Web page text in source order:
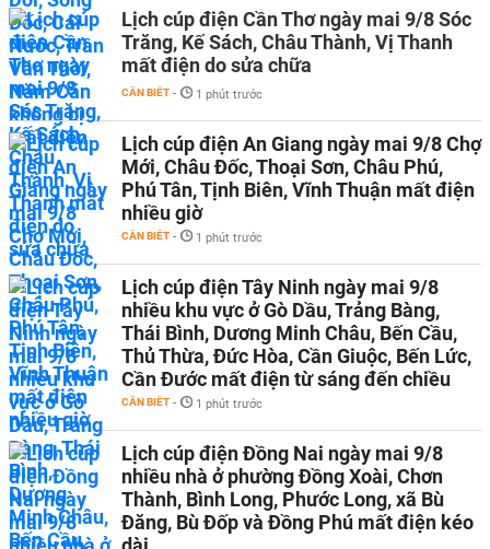
Lịch cúp điện Cần Thơ ngày mai 9/8 Sóc
Trăng, Kế Sách, Châu Thành, Vị Thanh
mất điện do sửa chữa
CẦN BIẾT - 1 phút trước
Lịch cúp điện An Giang ngày mai 9/8 Chợ
Mới, Châu Đốc, Thoại Sơn, Châu Phú,
Phú Tân, Tịnh Biên, Vĩnh Thuận mất điện
nhiều giờ
CẦN BIẾT - 1 phút trước
Lịch cúp điện Tây Ninh ngày mai 9/8
nhiều khu vực ở Gò Dầu, Trảng Bàng,
Thái Bình, Dương Minh Châu, Bến Cầu,
Thủ Thừa, Đức Hòa, Cần Giuộc, Bến Lức,
Cần Đước mất điện từ sáng đến chiều
CẦN BIẾT - 1 phút trước
Lịch cúp điện Đồng Nai ngày mai 9/8
nhiều nhà ở phường Đồng Xoài, Chơn
Thành, Bình Long, Phước Long, xã Bù
Đăng, Bù Đốp và Đồng Phú mất điện kéo